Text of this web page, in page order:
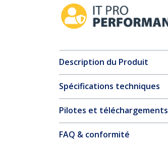
Description du Produit
Spécifications techniques
Pilotes et téléchargements
FAQ & conformité